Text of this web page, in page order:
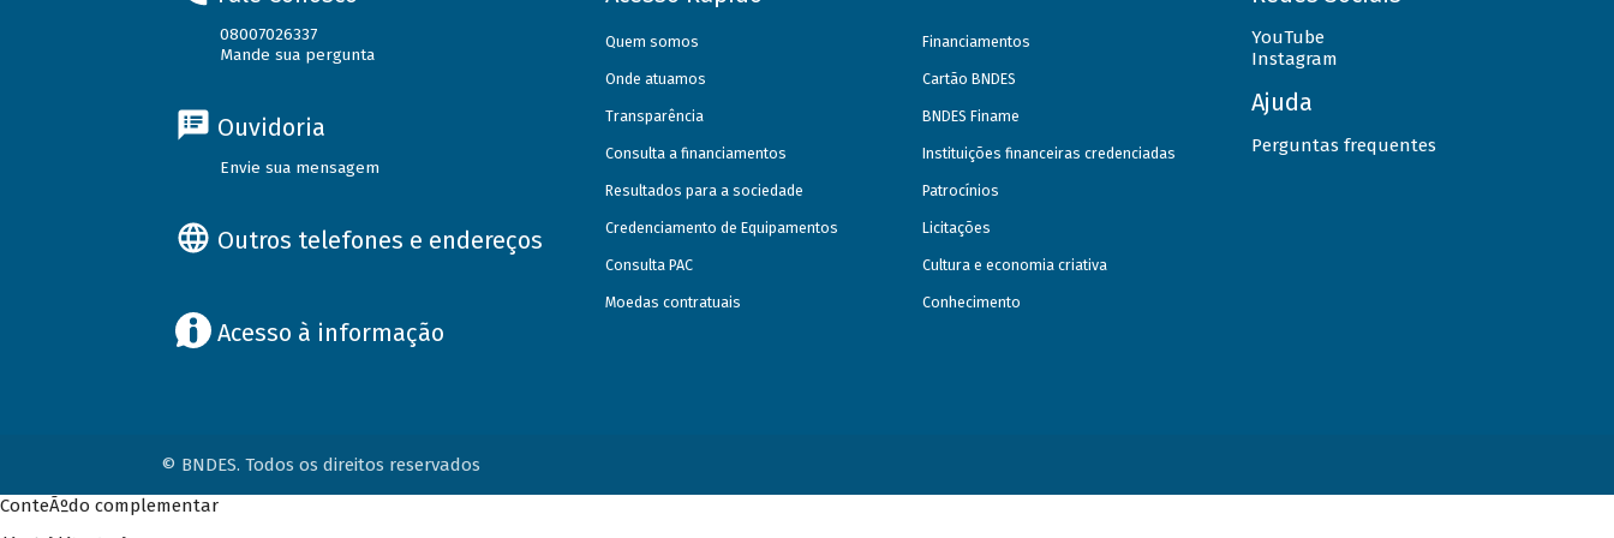
08007026337
Mande sua pergunta
Ouvidoria
Envie sua mensagem
Outros telefones e endereços
Acesso à informação
Quem somos
Onde atuamos
Transparência
Consulta a financiamentos
Resultados para a sociedade
Credenciamento de Equipamentos
Consulta PAC
Moedas contratuais
Financiamentos
Cartão BNDES
BNDES Finame
Instituições financeiras credenciadas
Patrocínios
Licitações
Cultura e economia criativa
Conhecimento
YouTube
Instagram
Ajuda
Perguntas frequentes
© BNDES. Todos os direitos reservados
ConteÃºdo complementar